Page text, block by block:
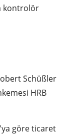
kontrolör
Schüßler
HRB
göre ticaret